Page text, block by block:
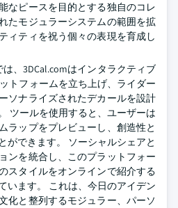
なピースを目的とする独自のコレ
たモジュラーシステムの範囲を拡
ィティを祝う個々の表現を育成し
、3DCal.comはインタラクティブ
トフォームを立ち上げ、ライダー
ソナライズされたデカールを設計
ツールを使用すると、ユーザーは
ラップをプレビューし、創造性と
ができます。 ソーシャルシェアと
ンを統合し、このプラットフォー
スタイルをオンラインで紹介する
います。 これは、今日のアイデン
化と整列するモジュラー、パーソ